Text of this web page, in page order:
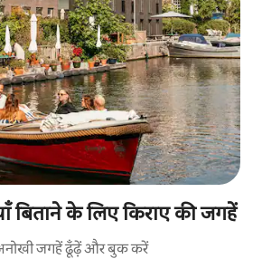
बिताने के लिए किराए की जगहें
जगहें ढूँढ़ें और बुक करें